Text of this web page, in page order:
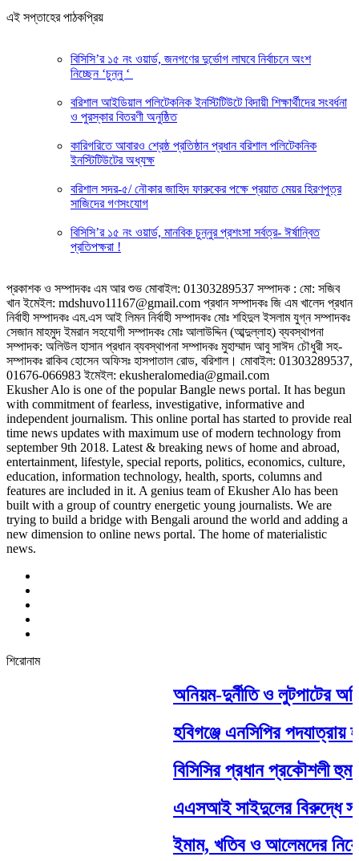
এই সপ্তাহের পাঠকপ্রিয়
বিসিসি’র ১৫ নং ওয়ার্ড, জনগণের দুর্ভোগ লাঘবে নির্বাচনে অংশ
নিচ্ছেন ‘চুন্নু ‘
বরিশাল আইডিয়াল পলিটেকনিক ইনস্টিটিউটে বিদায়ী শিক্ষার্থীদের সংবর্ধনা
ও পুরস্কার বিতরণী অনুষ্ঠিত
কারিগরিতে আবারও শ্রেষ্ঠ প্রতিষ্ঠান প্রধান বরিশাল পলিটেকনিক
ইনস্টিটিউটের অধ্যক্ষ
বরিশাল সদর-৫/ নৌকার জাহিদ ফারুকের পক্ষে প্র‍য়াত মেয়র হিরণপুত্র
সাজিদের গণসংযোগ
বিসিসি’র ১৫ নং ওয়ার্ড, মানবিক চুন্নুর প্রশংসা সর্বত্র- ঈর্ষান্বিত
প্রতিপক্ষরা !
প্রকাশক ও সম্পাদকঃ এম আর শুভ মোবাইল: 01303289537 সম্পাদক : মো: সজিব
খান ইমেইল: mdshuvo11167@gmail.com প্রধান সম্পাদকঃ জি এম খালেদ প্রধান
নির্বাহী সম্পাদকঃ এম.এস আই লিমন নির্বাহী সম্পাদকঃ মোঃ শহিদুল ইসলাম যুগ্ন সম্পাদকঃ
সেজান মাহমুদ ইমরান সহযোগী সম্পাদকঃ মোঃ আলাউদ্দিন (আব্দুল্লাহ) ব্যবস্থাপনা
সম্পাদক: অলিউল হাসান প্রধান ব্যবস্থাপনা সম্পাদকঃ মুহাম্মাদ আবু সাঈদ চৌধুরী সহ-
সম্পাদকঃ রাকিব হোসেন অফিসঃ হাসপাতাল রোড, বরিশাল। মোবাইল: 01303289537,
01676-066983 ইমেইল: ekusheralomedia@gmail.com
Ekusher Alo is one of the popular Bangle news portal. It has begun
with commitment of fearless, investigative, informative and
independent journalism. This online portal has started to provide real
time news updates with maximum use of modern technology from
september 9th 2018. Latest & breaking news of home and abroad,
entertainment, lifestyle, special reports, politics, economics, culture,
education, information technology, health, sports, columns and
features are included in it. A genius team of Ekusher Alo has been
built with a group of country energetic young journalists. We are
trying to build a bridge with Bengali around the world and adding a
new dimension to online news portal. The home of materialistic
news.
শিরোনাম
অনিয়ম-দুর্নীতি ও লুটপাটের
হবিগঞ্জে এনসিপির পদযাত্রায়
বিসিসির প্রধান প্রকৌশলী
এএসআই সাইদুলের বিরুদ্ধে
ইমাম, খতিব ও আলেমদের নিয়ে